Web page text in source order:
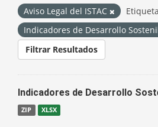
Aviso Legal del ISTAC
Indicadores de Desarrollo
Filtrar Resultados
Indicadores de Desarrollo
ZIP XLSX